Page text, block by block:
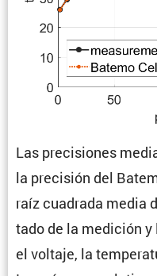
Las preci­siones
la preci­sión del
raíz cuadrada media
tado de la medición
el voltaje, la